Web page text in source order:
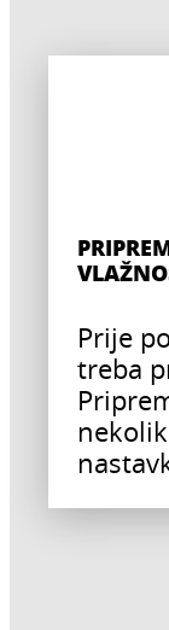
Prije
treba